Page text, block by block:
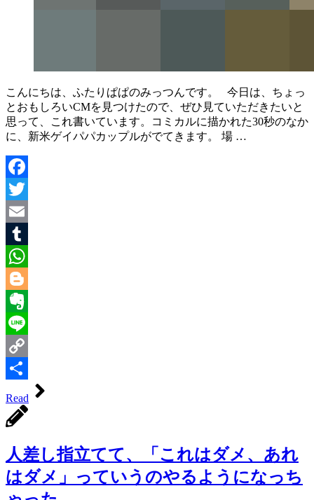
こんにちは、ふたりぱぱのみっつんです。 今日は、ちょっ
とおもしろいCMを見つけたので、ぜひ見ていただきたいと
思って、これ書いています。コミカルに描かれた30秒のなか
に、新米ゲイパパカップルがでてきます。 場 …
Facebook
Twitter
Email
Tumblr
WhatsApp
Blogger
Evernote
Line
Copy
有
Read
人差し指立てて、「これはダメ、あれ
はダメ」っていうのやるようになっち